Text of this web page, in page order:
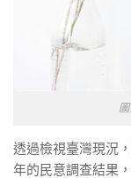
透過檢視臺灣現況
年的民意調查結果